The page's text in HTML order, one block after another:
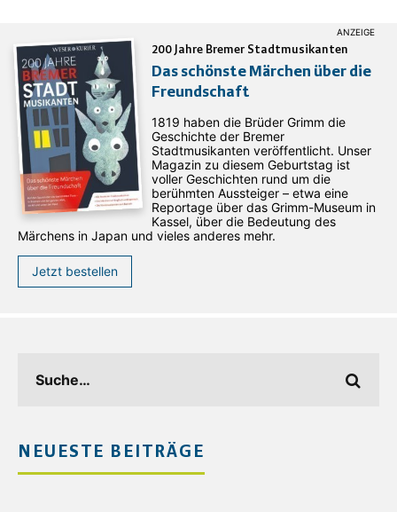
200 Jahre Bremer Stadtmusikanten
Das schönste Märchen über die
Freundschaft
1819 haben die Brüder Grimm die
Geschichte der Bremer
Stadtmusikanten veröffentlicht. Unser
Magazin zu diesem Geburtstag ist
voller Geschichten rund um die
berühmten Aussteiger – etwa eine
Reportage über das Grimm-Museum in
Kassel, über die Bedeutung des
Märchens in Japan und vieles anderes mehr.
Jetzt bestellen
NEUESTE BEITRÄGE